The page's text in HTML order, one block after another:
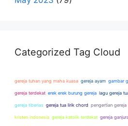
Categorized Tag Cloud
gereja tuhan yang maha kuasa gereja ayam gambar
gereja terdekat erek erek burung gereja lagu gereja
gereja tiberias gereja tua lirik chord pengertian gereja
kristen indonesia gereja katolik terdekat gereja